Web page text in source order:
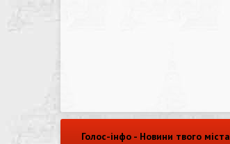
Голос-інфо - Новини твого міста